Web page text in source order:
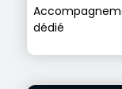
dédié